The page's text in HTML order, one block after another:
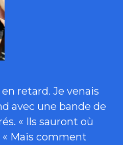
en retard. Je venais
avec une bande de
« Ils sauront où
« Mais comment